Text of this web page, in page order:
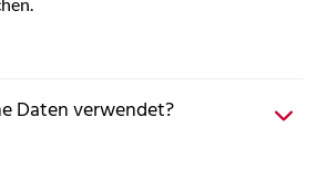
Daten verwendet?